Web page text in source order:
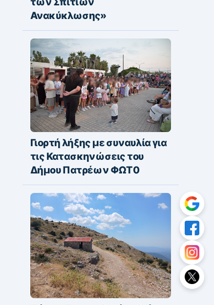
Ανακύκλωσης»
Γιορτή λήξης με συναυλία για
τις Κατασκηνώσεις του
Δήμου Πατρέων ΦΩΤ0